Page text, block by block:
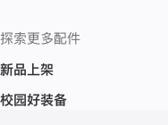
探索更多配件
新品上架
校园好装备